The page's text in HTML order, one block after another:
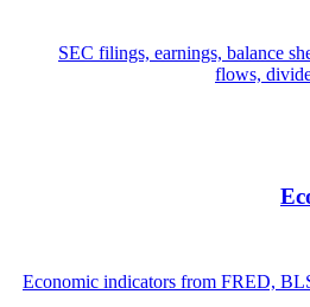
SEC filings, earnings, balance
flows,
Economic indicators from FRED,